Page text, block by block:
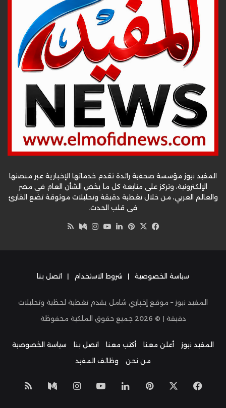
المفيد نيوز مؤسسة صحفية رائدة تقدم خدماتها الإخبارية عبر منصتها
الإلكترونية، وتركز على متابعة كل ما يخص الشأن العام في مصر
والعالم العربي، من خلال تغطية دقيقة وتحليلات موثوقة تضع القارئ
في قلب الحدث.
فيسبوك
‫X بينتيريست
لينكدإن‫YouTube
انستقرام
وسط
سياسة الخصوصية | شروط الاستخدام | اتصل بنا
المفيد نيوز – موقع إخباري شامل يقدم تغطية لحظية وتحليلات
دقيقة | © 2026 جميع حقوق الملكية محفوظة
المفيد نيوز أعلن معنا أكتب معنا اتصل بنا
سياسة الخصوصية
من نحن
وظائف المفيد
فيسبوك بينتيريست
لينكدإن‫YouTube
انستقراموسط